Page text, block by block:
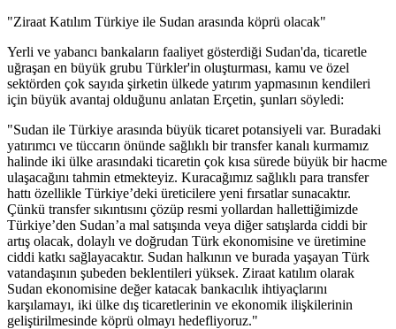
"Ziraat Katılım Türkiye ile Sudan arasında köprü olacak"
Yerli ve yabancı bankaların faaliyet gösterdiği Sudan'da, ticaretle
uğraşan en büyük grubu Türkler'in oluşturması, kamu ve özel
sektörden çok sayıda şirketin ülkede yatırım yapmasının kendileri
için büyük avantaj olduğunu anlatan Erçetin, şunları söyledi:
"Sudan ile Türkiye arasında büyük ticaret potansiyeli var. Buradaki
yatırımcı ve tüccarın önünde sağlıklı bir transfer kanalı kurmamız
halinde iki ülke arasındaki ticaretin çok kısa sürede büyük bir hacme
ulaşacağını tahmin etmekteyiz. Kuracağımız sağlıklı para transfer
hattı özellikle Türkiye’deki üreticilere yeni fırsatlar sunacaktır.
Çünkü transfer sıkıntısını çözüp resmi yollardan hallettiğimizde
Türkiye’den Sudan’a mal satışında veya diğer satışlarda ciddi bir
artış olacak, dolaylı ve doğrudan Türk ekonomisine ve üretimine
ciddi katkı sağlayacaktır. Sudan halkının ve burada yaşayan Türk
vatandaşının şubeden beklentileri yüksek. Ziraat katılım olarak
Sudan ekonomisine değer katacak bankacılık ihtiyaçlarını
karşılamayı, iki ülke dış ticaretlerinin ve ekonomik ilişkilerinin
geliştirilmesinde köprü olmayı hedefliyoruz."